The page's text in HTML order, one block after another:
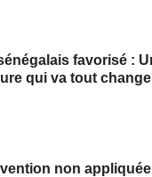
favorisé :
qui va tout
non